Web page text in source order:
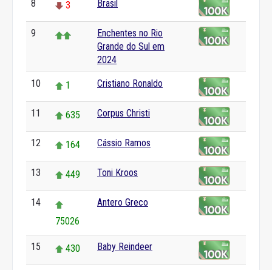
8 3 Brasil
9
Enchentes no Rio
Grande do Sul em
2024
10 1 Cristiano Ronaldo
11 635 Corpus Christi
12 164 Cássio Ramos
13 449 Toni Kroos
14
75026
Antero Greco
15 430 Baby Reindeer